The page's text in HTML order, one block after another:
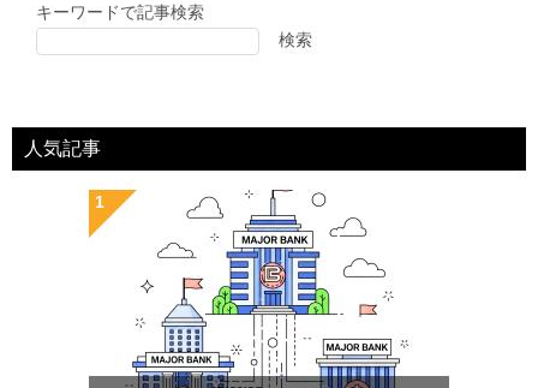
キーワードで記事検索
検索
人気記事